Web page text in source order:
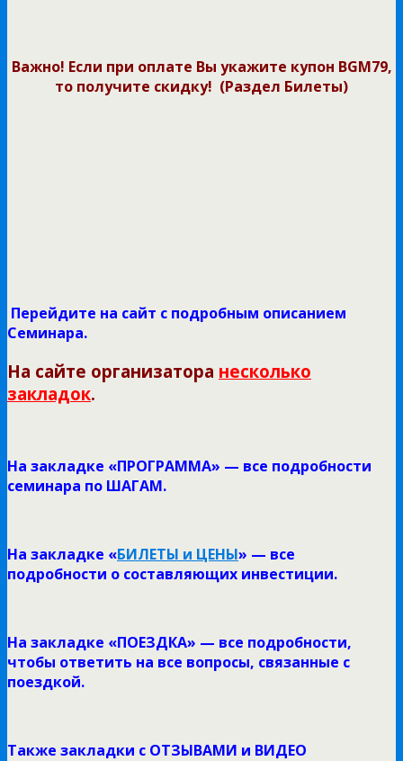
Важно! Если при оплате Вы укажите купон BGM79,
то получите скидку! (Раздел Билеты)
Перейдите на сайт с подробным описанием
Семинара.
На сайте организатора несколько
закладок.
На закладке «ПРОГРАММА» — все подробности
семинара по ШАГАМ.
На закладке «БИЛЕТЫ и ЦЕНЫ» — все
подробности о составляющих инвестиции.
На закладке «ПОЕЗДКА» — все подробности,
чтобы ответить на все вопросы, связанные с
поездкой.
Также закладки с ОТЗЫВАМИ и ВИДЕО